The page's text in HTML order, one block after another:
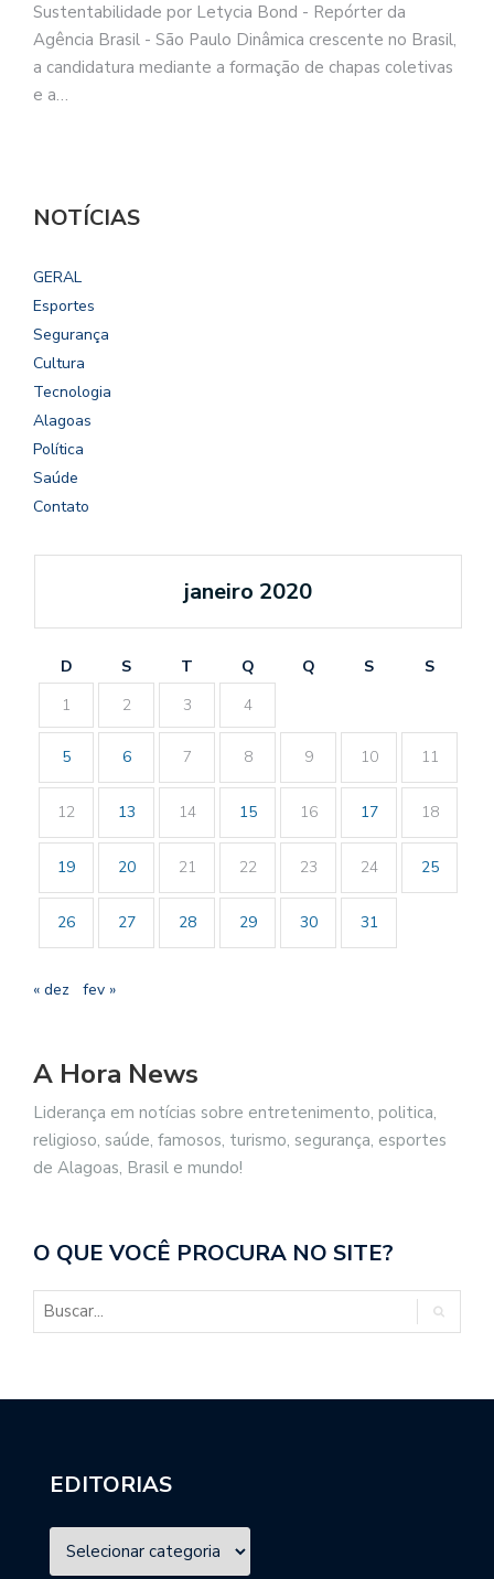
Sustentabilidade por Letycia Bond - Repórter da
Agência Brasil - São Paulo Dinâmica crescente no Brasil,
a candidatura mediante a formação de chapas coletivas
e a…
NOTÍCIAS
GERAL
Esportes
Segurança
Cultura
Tecnologia
Alagoas
Política
Saúde
Contato
janeiro 2020
D S T Q Q S
S
1
2 3 4
5 6 7 8 9 10 11
12 13 14 15 16 17 18
19 20 21 22 23 24 25
26 27 28 29 30 31
« dez fev »
A Hora News
Liderança em notícias sobre entretenimento, politica,
religioso, saúde, famosos, turismo, segurança, esportes
de Alagoas, Brasil e mundo!
O QUE VOCÊ PROCURA NO SITE?
EDITORIAS